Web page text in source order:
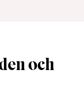
och